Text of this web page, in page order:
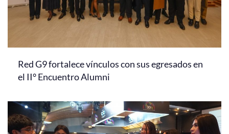
Red G9 fortalece vínculos con sus egresados en
el II° Encuentro Alumni